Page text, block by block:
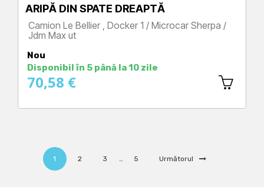
ARIPĂ DIN SPATE DREAPTĂ
Camion Le Bellier , Docker 1 / Microcar Sherpa /
Jdm Max ut
Nou
Disponibil în 5 până la 10 zile
70,58 €
1 2 3 5 Următorul